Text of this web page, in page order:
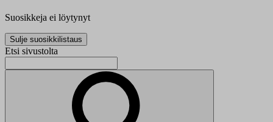
Suosikkeja ei löytynyt
Sulje suosikkilistaus
Etsi sivustolta